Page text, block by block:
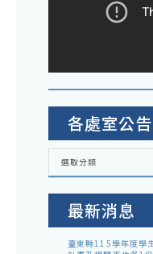
各處室公告
各
室
告
選取分類
最新消息
臺東縣115學年度學